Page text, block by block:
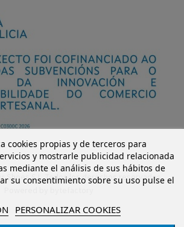
cookies propias y de terceros para
y mostrarle publicidad relacionada
mediante el análisis de sus hábitos de
su consentimiento sobre su uso pulse el
PERSONALIZAR COOKIES
Shoes S.L. Todos los derechos reservados.